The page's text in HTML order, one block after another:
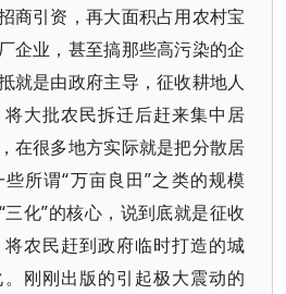
商引资，再大面积占用农村宝
企业，甚至搞那些高污染的企
就是由政府主导，征收耕地人
大批农民拆迁后赶来集中居
在很多地方实际就是把分散居
所谓“万亩良田”之类的规模
化”的核心，说到底就是征收
农民赶到政府临时打造的城
刚刚出版的引起极大震动的